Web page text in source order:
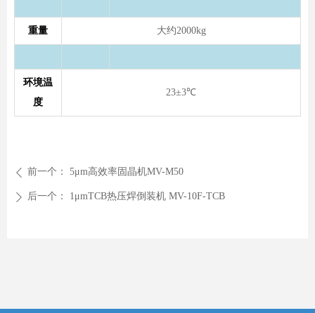
重量 大约2000kg
环境温
度
23±3℃
ꄴ 前一个： 5μm高效率固晶机MV-M50
ꄲ 后一个： 1μmTCB热压焊倒装机 MV-10F-TCB